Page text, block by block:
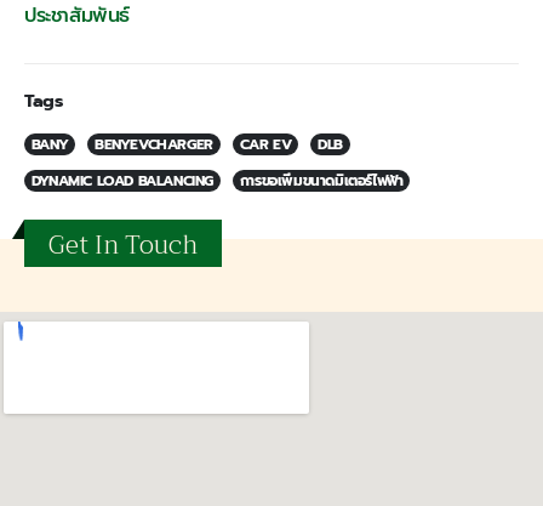
ประชาสัมพันธ์
Tags
BANY BENYEVCHARGER CAR EV
DLB
DYNAMIC LOAD BALANCING
การขอเพิ่มขนาดมิเตอร์ไฟฟ้า
Get In Touch